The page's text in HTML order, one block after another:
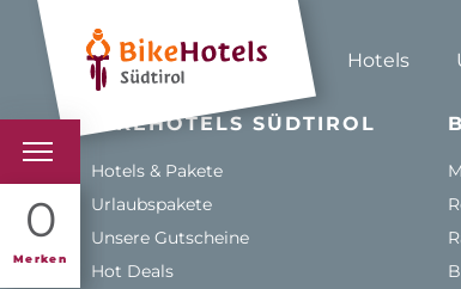
Hotels
0
Merken
BIKEHOTELS
HOTELS & PAKETE
BIKEHOTELS SÜDTIROL
Hotels & Pakete
Urlaubspakete
Unsere Gutscheine
Hot Deals